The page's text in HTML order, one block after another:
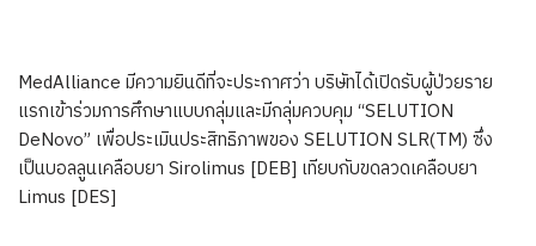
MedAlliance มีความยินดีที่จะประกาศว่า บริษัทได้เปิดรับผู้ป่วยราย
แรกเข้าร่วมการศึกษาแบบกลุ่มและมีกลุ่มควบคุม “SELUTION
DeNovo” เพื่อประเมินประสิทธิภาพของ SELUTION SLR(TM) ซึ่ง
เป็นบอลลูนเคลือบยา Sirolimus [DEB] เทียบกับขดลวดเคลือบยา
Limus [DES]